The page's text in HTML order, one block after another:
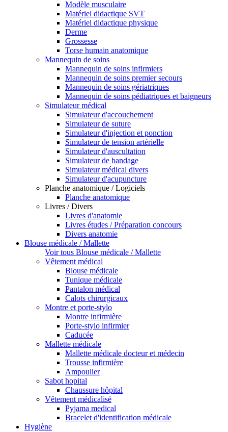
Modèle musculaire
Matériel didactique SVT
Matériel didactique physique
Derme
Grossesse
Torse humain anatomique
Mannequin de soins
Mannequin de soins infirmiers
Mannequin de soins premier secours
Mannequin de soins gériatriques
Mannequin de soins pédiatriques et baigneurs
Simulateur médical
Simulateur d'accouchement
Simulateur de suture
Simulateur d'injection et ponction
Simulateur de tension artérielle
Simulateur d'auscultation
Simulateur de bandage
Simulateur médical divers
Simulateur d'acupuncture
Planche anatomique / Logiciels
Planche anatomique
Livres / Divers
Livres d'anatomie
Livres études / Préparation concours
Divers anatomie
Blouse médicale / Mallette
Voir tous Blouse médicale / Mallette
Vêtement médical
Blouse médicale
Tunique médicale
Pantalon médical
Calots chirurgicaux
Montre et porte-stylo
Montre infirmière
Porte-stylo infirmier
Caducée
Mallette médicale
Mallette médicale docteur et médecin
Trousse infirmière
Ampoulier
Sabot hopital
Chaussure hôpital
Vêtement médicalisé
Pyjama medical
Bracelet d'identification médicale
Hygiène